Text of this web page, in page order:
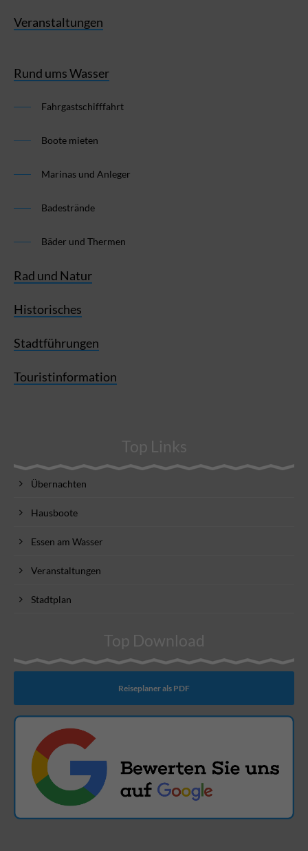
Veranstaltungen
Rund ums Wasser
Fahrgastschifffahrt
Boote mieten
Marinas und Anleger
Badestrände
Bäder und Thermen
Rad und Natur
Historisches
Stadtführungen
Touristinformation
Top Links
Übernachten
Hausboote
Essen am Wasser
Veranstaltungen
Stadtplan
Top Download
Reiseplaner als PDF